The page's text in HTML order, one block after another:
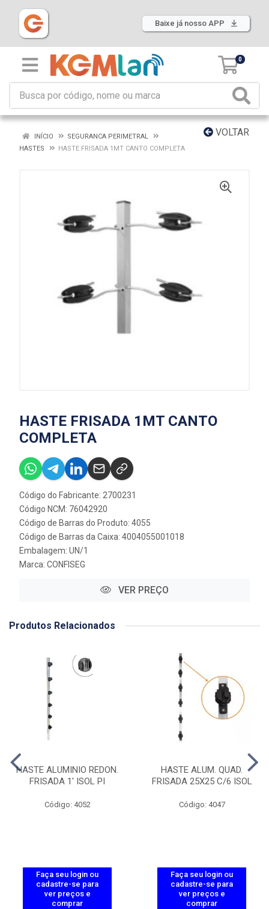
Baixe já nosso APP
0
VOLTAR
INÍCIO
SEGURANCA PERIMETRAL
HASTES
HASTE FRISADA 1MT CANTO COMPLETA
HASTE FRISADA 1MT CANTO
COMPLETA
Código do Fabricante: 2700231
Código NCM: 76042920
Código de Barras do Produto: 4055
Código de Barras da Caixa: 4004055001018
Embalagem: UN/1
Marca: CONFISEG
VER PREÇO
Produtos Relacionados
HASTE ALUMINIO REDON.
FRISADA 1' ISOL PI
Código: 4052
Faça seu login ou
cadastre-se para
ver preços e
comprar
HASTE ALUM. QUAD.
FRISADA 25X25 C/6 ISOL
Código: 4047
Faça seu login ou
cadastre-se para
ver preços e
comprar